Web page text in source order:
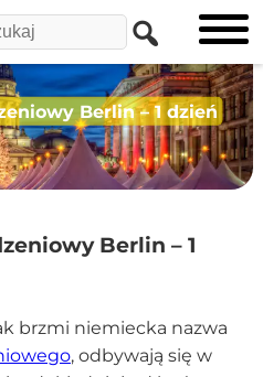
Berlin – 1 dzień
Berlin – 1
brzmi niemiecka nazwa
, odbywają się w